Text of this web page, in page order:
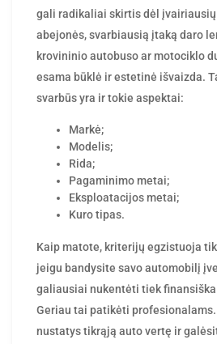
gali radikaliai skirtis dėl įvairiausių
abejonės, svarbiausią įtaką daro
krovininio autobuso ar motociklo
esama būklė ir estetinė išvaizda.
svarbūs yra ir tokie aspektai:
Markė;
Modelis;
Rida;
Pagaminimo metai;
Eksploatacijos metai;
Kuro tipas.
Kaip matote, kriterijų egzistuoja
jeigu bandysite savo automobilį
galiausiai nukentėti tiek
Geriau tai patikėti
nustatys tikrąją auto vertę ir